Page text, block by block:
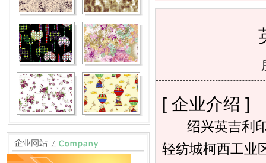
[ 企业介绍 ]
绍兴英吉利印
轻纺城柯西工业